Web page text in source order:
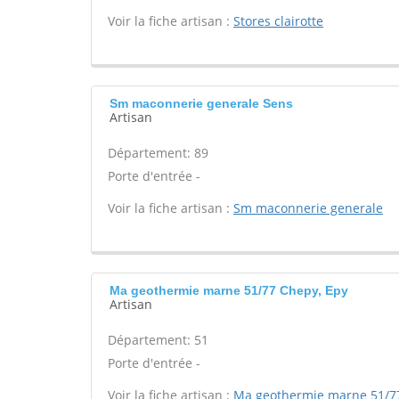
Voir la fiche artisan : Stores clairotte
Sm maconnerie generale Sens
Artisan
Département: 89
Porte d'entrée -
Voir la fiche artisan : Sm maconnerie generale
Ma geothermie marne 51/77 Chepy, Epy
Artisan
Département: 51
Porte d'entrée -
Voir la fiche artisan : Ma geothermie marne 51/